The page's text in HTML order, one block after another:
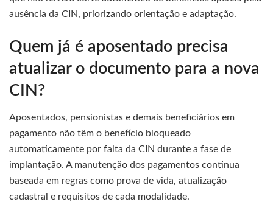
ausência da CIN, priorizando orientação e adaptação.
Quem já é aposentado precisa
atualizar o documento para a nova
CIN?
Aposentados, pensionistas e demais beneficiários em
pagamento não têm o benefício bloqueado
automaticamente por falta da CIN durante a fase de
implantação. A manutenção dos pagamentos continua
baseada em regras como prova de vida, atualização
cadastral e requisitos de cada modalidade.